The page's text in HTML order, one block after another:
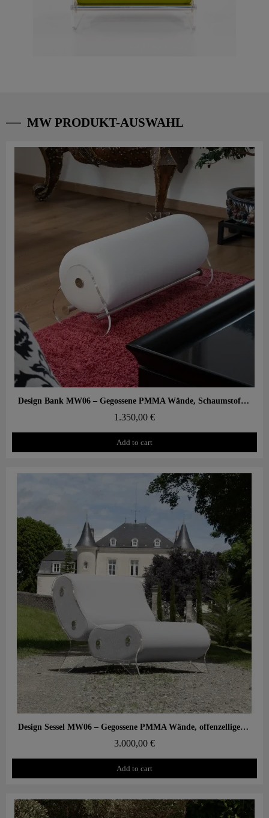
MW PRODUKT-AUSWAHL
Aperçu rapide Design Bank MW06 – Gegossene PMMA Wände, Schaumstoffsitz
1.350,00 €
Add to cart
Aperçu rapide Design Sessel MW06 – Gegossene PMMA Wände, offenzelliger Schaumstoffsitz
3.000,00 €
Add to cart